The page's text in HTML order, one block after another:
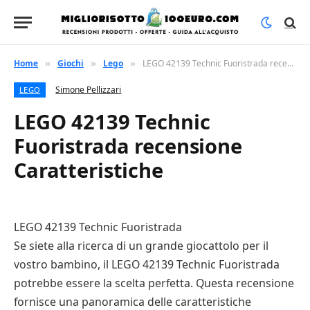
Home » Giochi » Lego » LEGO 42139 Technic Fuoristrada recensione Caratteristiche
LEGO Simone Pellizzari
LEGO 42139 Technic
Fuoristrada recensione
Caratteristiche
LEGO 42139 Technic Fuoristrada
Se siete alla ricerca di un grande giocattolo per il
vostro bambino, il LEGO 42139 Technic Fuoristrada
potrebbe essere la scelta perfetta. Questa recensione
fornisce una panoramica delle caratteristiche